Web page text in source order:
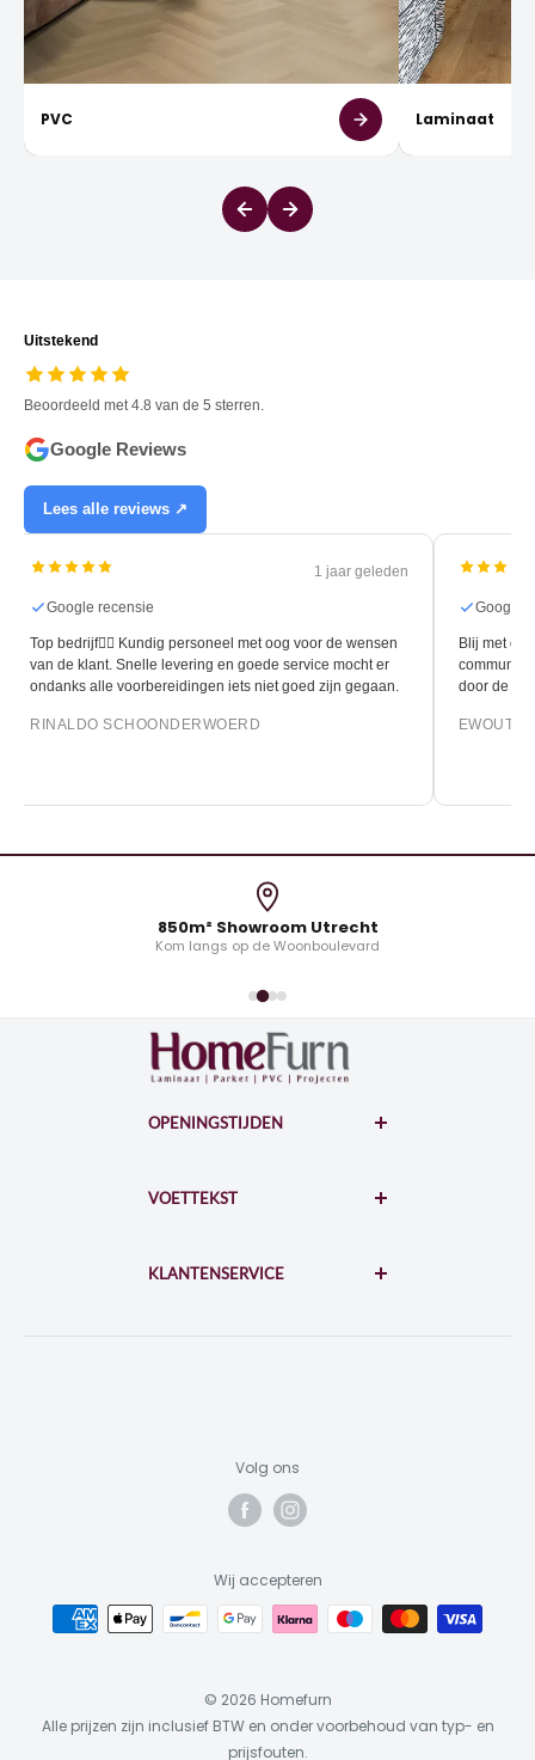
PVC Laminaat
Uitstekend
Beoordeeld met 4.8 van de 5 sterren.
Google Reviews
Lees alle reviews ↗
1 jaar geleden
Google recensie
Top bedrijf👍🏻 Kundig personeel met oog voor de wensen
van de klant. Snelle levering en goede service mocht er
ondanks alle voorbereidingen iets niet goed zijn gegaan.
RINALDO SCHOONDERWOERD
Google
Blij met de
door de
EWOUT
850m² Showroom Utrecht
Kom langs op de Woonboulevard
OPENINGSTIJDEN
Hollantlaan 7-A
zo-ma: 12:00 - 17:00
VOETTEKST
Privacybeleid
KLANTENSERVICE
Volg ons
Wij accepteren
© 2026 Homefurn
Alle prijzen zijn inclusief BTW en onder voorbehoud van typ- en
prijsfouten.